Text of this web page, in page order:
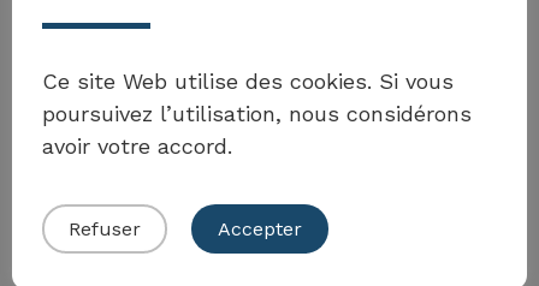
En savoir plus
Mehr anzeigen
Ce site Web utilise des cookies. Si vous
poursuivez l’utilisation, nous considérons
avoir votre accord.
Refuser Accepter